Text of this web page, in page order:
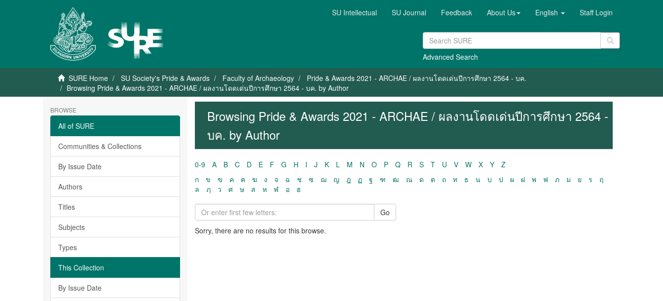
SU Intellectual SU Journal Feedback About Us English Staff Login
Advanced Search
SURE Home SU Society's Pride & Awards Faculty of Archaeology
Pride & Awards 2021 - ARCHAE / ผลงานโดดเด่นปีการศึกษา 2564 - บค.
Browsing Pride & Awards 2021 - ARCHAE / ผลงานโดดเด่นปีการศึกษา 2564 - บค. by Author
BROWSE
All of SURE
Communities & Collections
By Issue Date
Authors
Titles
Subjects
Types
This Collection
By Issue Date
Browsing Pride & Awards 2021 - ARCHAE / ผลงานโดดเด่นปีการศึกษา 2564 -
บค. by Author
0-9 A B C D E F G H I J K L M N O P Q R S T U V W X Y
Z
ก
ข ฃ ค ฅ ฆ ง จ ฉ ช ซ ฌ ญ ฎ ฏ ฐ ฑ ฒ ณ ด ต ถ ท ธ น บ ป ผ ฝ พ ฟ ภ ม ย ร
ฤ
ล
ฦ ว ศ ษ ส ห ฬ อ ฮ
Go
Sorry, there are no results for this browse.